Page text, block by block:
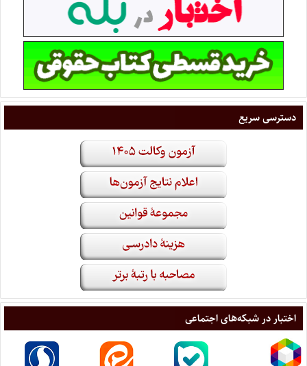
دسترسی سریع
اختبار در شبکه‌های اجتماعی